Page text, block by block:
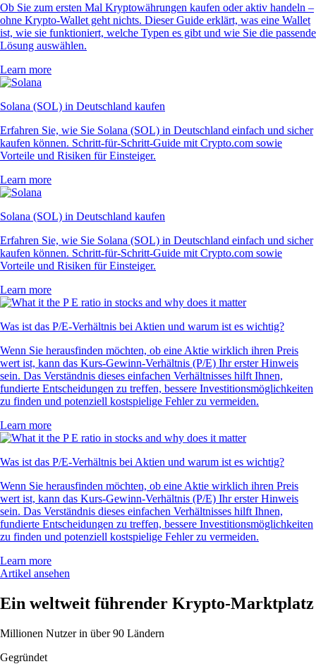
Ob Sie zum ersten Mal Kryptowährungen kaufen oder aktiv handeln –
ohne Krypto-Wallet geht nichts. Dieser Guide erklärt, was eine Wallet
ist, wie sie funktioniert, welche Typen es gibt und wie Sie die passende
Lösung auswählen.
Learn more
Solana (SOL) in Deutschland kaufen
Erfahren Sie, wie Sie Solana (SOL) in Deutschland einfach und sicher
kaufen können. Schritt-für-Schritt-Guide mit Crypto.com sowie
Vorteile und Risiken für Einsteiger.
Learn more
Solana (SOL) in Deutschland kaufen
Erfahren Sie, wie Sie Solana (SOL) in Deutschland einfach und sicher
kaufen können. Schritt-für-Schritt-Guide mit Crypto.com sowie
Vorteile und Risiken für Einsteiger.
Learn more
Was ist das P/E-Verhältnis bei Aktien und warum ist es wichtig?
Wenn Sie herausfinden möchten, ob eine Aktie wirklich ihren Preis
wert ist, kann das Kurs-Gewinn-Verhältnis (P/E) Ihr erster Hinweis
sein. Das Verständnis dieses einfachen Verhältnisses hilft Ihnen,
fundierte Entscheidungen zu treffen, bessere Investitionsmöglichkeiten
zu finden und potenziell kostspielige Fehler zu vermeiden.
Learn more
Was ist das P/E-Verhältnis bei Aktien und warum ist es wichtig?
Wenn Sie herausfinden möchten, ob eine Aktie wirklich ihren Preis
wert ist, kann das Kurs-Gewinn-Verhältnis (P/E) Ihr erster Hinweis
sein. Das Verständnis dieses einfachen Verhältnisses hilft Ihnen,
fundierte Entscheidungen zu treffen, bessere Investitionsmöglichkeiten
zu finden und potenziell kostspielige Fehler zu vermeiden.
Learn more
Artikel ansehen
Ein weltweit führender Krypto-Marktplatz
Millionen Nutzer in über 90 Ländern
Gegründet